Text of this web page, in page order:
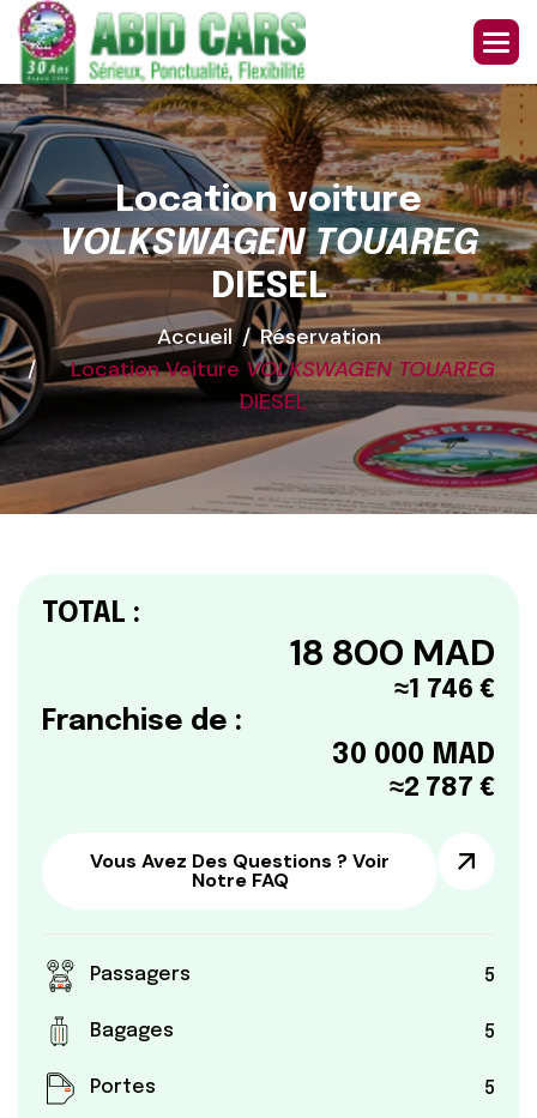
Location voiture
VOLKSWAGEN TOUAREG
D IESEL
Accueil
Réservation
Location Voiture VOLKSWAGEN TOUAREG
DIESEL
TOTAL :
18 800 MAD
≈1 746 €
Franchise de :
30 000 MAD
≈2 787 €
Vous Avez Des Questions ? Voir
Notre FAQ
Passagers 5
Bagages 5
Portes 5